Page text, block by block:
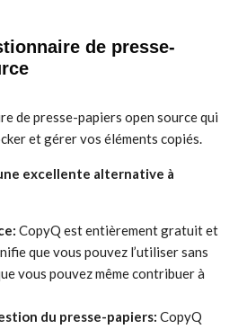
de presse-
de presse-papiers open source qui
et gérer vos éléments copiés.
excellente alternative à
CopyQ est entièrement gratuit et
que vous pouvez l’utiliser sans
vous pouvez même contribuer à
du presse-papiers: CopyQ